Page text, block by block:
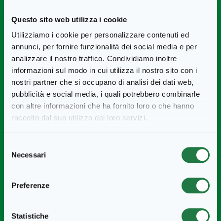
Questo sito web utilizza i cookie
Utilizziamo i cookie per personalizzare contenuti ed
annunci, per fornire funzionalità dei social media e per
analizzare il nostro traffico. Condividiamo inoltre
informazioni sul modo in cui utilizza il nostro sito con i
nostri partner che si occupano di analisi dei dati web,
pubblicità e social media, i quali potrebbero combinarle
con altre informazioni che ha fornito loro o che hanno
raccolto dal suo utilizzo dei loro servizi.
delNecessari
Preferenze
Statistiche
griglia? Grazie alla propria versatilità, infatti, si possono
accostare a diverse tipologie di piatti. Se, ad esempio, state
pensando di organizzare unacena etnica, le dipper fries
abbinate a una salsa piccante esalteranno il gusto della carne
e ogni ospite a cena farà a gara per conoscere i vostri segreti
in cucina! Lasalsa messicanaa base di peperoncini,
pomodoro, peperoni e spezie, regala dei profumi unici ed è la
compagna perfetta delle patatine dippers.
scelta più adatta! Allestite una tavola con verdure, formaggi
vari e tante piccole porzioni di patatine. Aggiungete un
, e consigliate a
ogni ospite d’intingere gli spicchi in questa inconfondibile
particolare aroma della senape che incontra la dolcezza del